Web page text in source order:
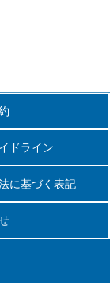
ドライン
に基づく表記